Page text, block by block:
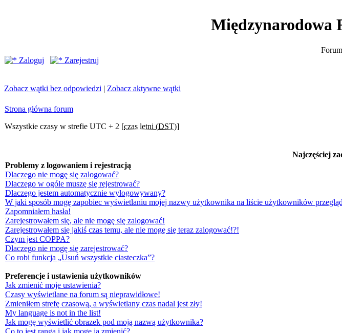
Międzynarodowa
Zaloguj
Zarejestruj
Zobacz wątki bez odpowiedzi | Zobacz aktywne wątki
Strona główna forum
Wszystkie czasy w strefie UTC + 2 [czas letni (DST)]
Najczęściej
Problemy z logowaniem i rejestracją
Dlaczego nie mogę się zalogować?
Dlaczego w ogóle muszę się rejestrować?
Dlaczego jestem automatycznie wylogowywany?
W jaki sposób mogę zapobiec wyświetlaniu mojej nazwy użytkownika na liście użytkowników
Zapomniałem hasła!
Zarejestrowałem się, ale nie mogę się zalogować!
Zarejestrowałem się jakiś czas temu, ale nie mogę się teraz zalogować!?!
Czym jest COPPA?
Dlaczego nie mogę się zarejestrować?
Co robi funkcja „Usuń wszystkie ciasteczka”?
Preferencje i ustawienia użytkowników
Jak zmienić moje ustawienia?
Czasy wyświetlane na forum są nieprawidłowe!
Zmieniłem strefę czasową, a wyświetlany czas nadal jest zły!
My language is not in the list!
Jak mogę wyświetlić obrazek pod moją nazwą użytkownika?
Co to jest ranga i jak mogę ją zmienić?